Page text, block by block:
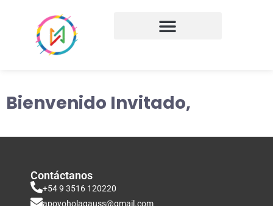
Bienvenido Invitado,
Contáctanos
+54 9 3516 120220
apoyoholagauss@gmail.com